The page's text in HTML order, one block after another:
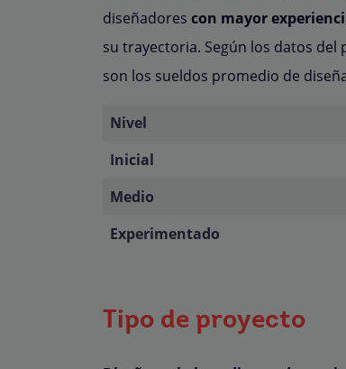
diseñadores con mayor
su trayectoria. Según los datos del
son los sueldos promedio de
Nivel
Inicial
Medio
Experimentado
Tipo de proyecto